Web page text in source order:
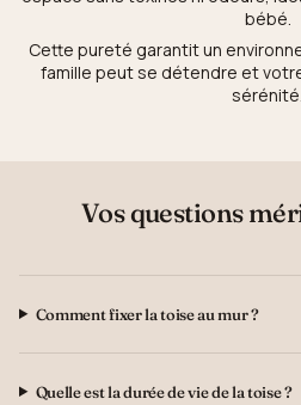
bébé.
Cette pureté garantit un
famille peut se détendre et
sérénité.
Vos questions
Comment fixer la toise au mur ?
Quelle est la durée de vie de la toise ?